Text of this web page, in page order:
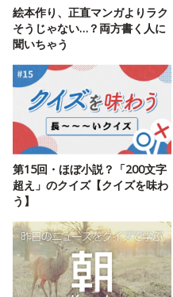
絵本作り、正直マンガよりラク
そうじゃない…？両方書く人に
聞いちゃう
第15回・ほぼ小説？「200文字
超え」のクイズ【クイズを味わ
う】